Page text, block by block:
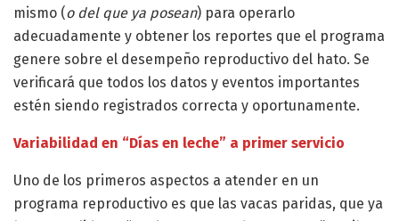
mismo (o del que ya posean) para operarlo
adecuadamente y obtener los reportes que el programa
genere sobre el desempeño reproductivo del hato. Se
verificará que todos los datos y eventos importantes
estén siendo registrados correcta y oportunamente.
Variabilidad en “Días en leche” a primer servicio
Uno de los primeros aspectos a atender en un
programa reproductivo es que las vacas paridas, que ya